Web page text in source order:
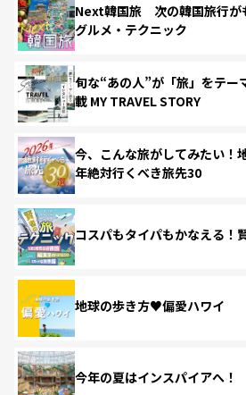
Next韓国旅 次の韓国旅行が
グルメ・テクニック
旬な“あの人”が「旅」をテー
載 MY TRAVEL STORY
今、こんな旅がしてみたい！
年絶対行くべき旅先30
コスパもタイパもかなえる！
地球の歩き方♥偏愛ハワイ
今年の夏はインスパイアへ！